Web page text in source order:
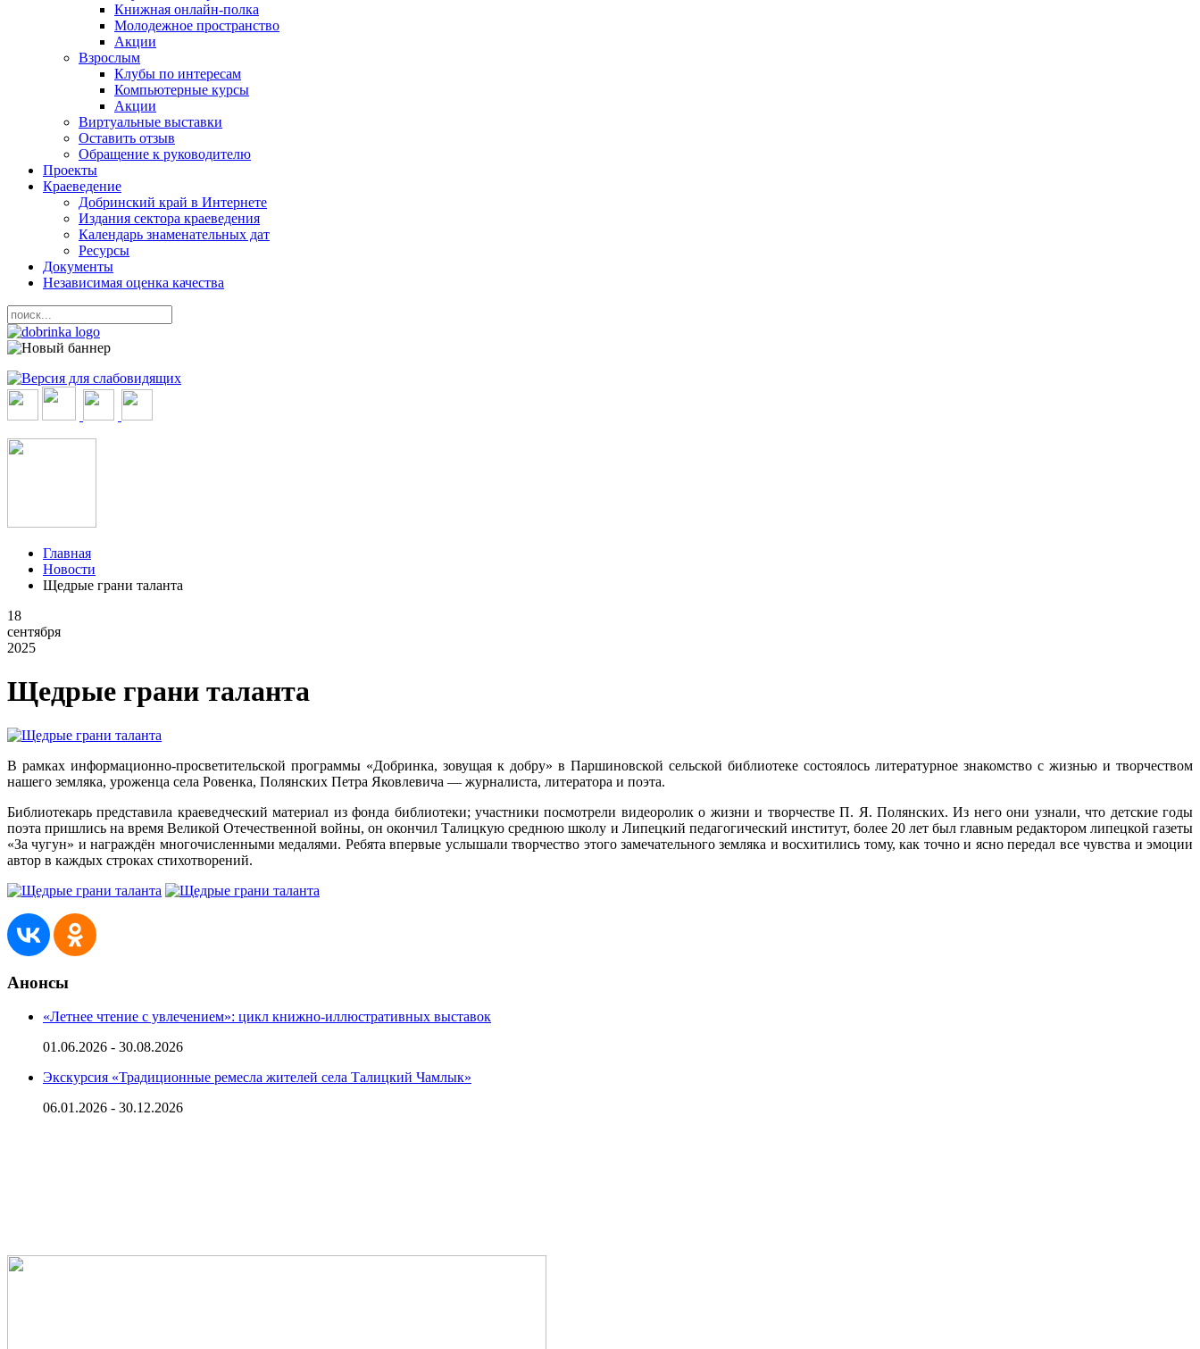
Книжная онлайн-полка
Молодежное пространство
Акции
Взрослым
Клубы по интересам
Компьютерные курсы
Акции
Виртуальные выставки
Оставить отзыв
Обращение к руководителю
Проекты
Краеведение
Добринский край в Интернете
Издания сектора краеведения
Календарь знаменательных дат
Ресурсы
Документы
Независимая оценка качества
Главная
Новости
Щедрые грани таланта
18
сентября
2025
Щедрые грани таланта
В рамках информационно‑просветительской программы «Добринка, зовущая к добру» в Паршиновской сельской библиотеке состоялось литературное знакомство с жизнью и творчеством
нашего земляка, уроженца села Ровенка, Полянских Петра Яковлевича — журналиста, литератора и поэта.
Библиотекарь представила краеведческий материал из фонда библиотеки; участники посмотрели видеоролик о жизни и творчестве П. Я. Полянских. Из него они узнали, что детские годы
поэта пришлись на время Великой Отечественной войны, он окончил Талицкую среднюю школу и Липецкий педагогический институт, более 20 лет был главным редактором липецкой газеты
«За чугун» и награждён многочисленными медалями. Ребята впервые услышали творчество этого замечательного земляка и восхитились тому, как точно и ясно передал все чувства и эмоции
автор в каждых строках стихотворений.
Анонсы
«Летнее чтение с увлечением»: цикл книжно-иллюстративных выставок
01.06.2026 - 30.08.2026
Экскурсия «Традиционные ремесла жителей села Талицкий Чамлык»
06.01.2026 - 30.12.2026